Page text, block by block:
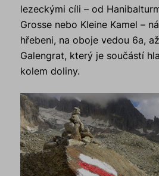
lezeckými cíli – od
Grosse nebo Kleine Kamel –
hřebeni, na oboje vedou 6a,
Galengrat, který je součástí
kolem doliny.